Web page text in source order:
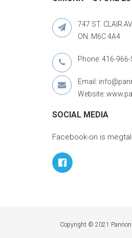
747 ST. CLAIR
ON. M6C 4A4
Phone: 416-
Email:
Website:
SOCIAL MEDIA
Facebook-on is
Copyright © 2021